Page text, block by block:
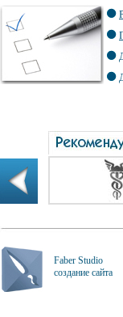
Faber Studio
создание сайта